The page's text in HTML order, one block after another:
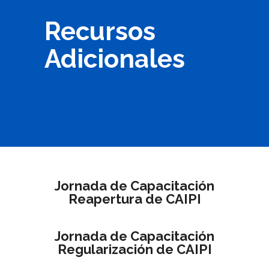
Recursos
Adicionales
Jornada de Capacitación
Reapertura de CAIPI
Jornada de Capacitación
Regularización de CAIPI